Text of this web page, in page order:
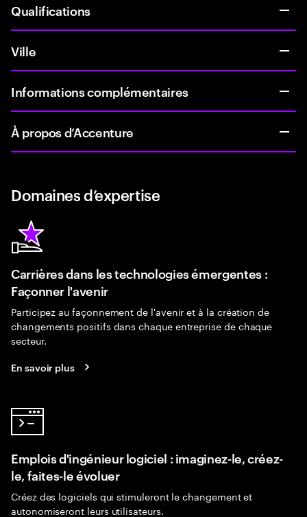
Qualifications
Ville
Informations complémentaires
À propos d’Accenture
Domaines d’expertise
Carrières dans les technologies émergentes :
Façonner l'avenir
Participez au façonnement de l'avenir et à la création de
changements positifs dans chaque entreprise de chaque
secteur.
En savoir plus
Emplois d'ingénieur logiciel : imaginez-le, créez-
le, faites-le évoluer
Créez des logiciels qui stimuleront le changement et
autonomiseront leurs utilisateurs.